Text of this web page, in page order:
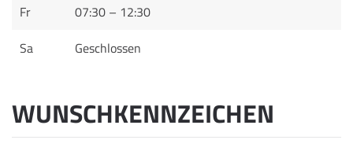
Fr
07:30 – 12:30
Sa
Geschlossen
WUNSCHKENNZEICHEN